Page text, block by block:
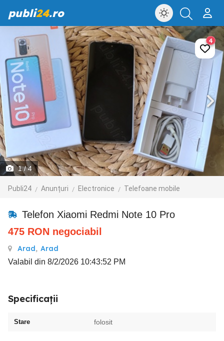
publi24.ro
1/ 4
Publi24 Anunțuri Electronice Telefoane mobile
4
Telefon Xiaomi Redmi Note 10 Pro
475 RON negociabil
Arad, Arad
Valabil din 8/2/2026 10:43:52 PM
Specificații
Stare folosit